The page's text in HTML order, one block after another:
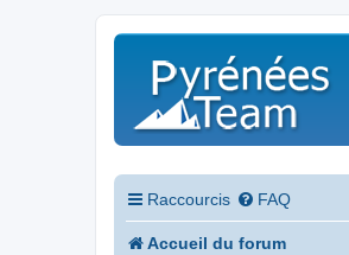
Raccourcis FAQ
Accueil du forum